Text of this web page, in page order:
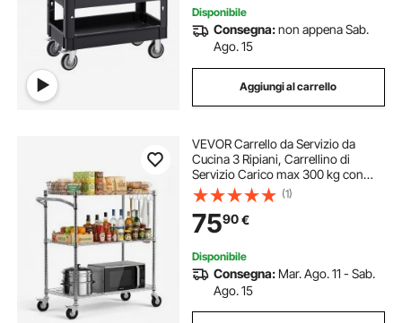
Disponibile
Consegna:non appena Sab.
Ago. 15
Aggiungi al carrello
VEVOR Carrello da Servizio da
Cucina 3 Ripiani, Carrellino di
Servizio Carico max 300 kg con
Ruote Ripiani in Filo Metallico
Altezza Regolabile in Metallo,
Carrello Portaoggetti da Garage
Cucina
(1)
7590€
Disponibile
Consegna: Mar. Ago. 11 - Sab.
Ago. 15